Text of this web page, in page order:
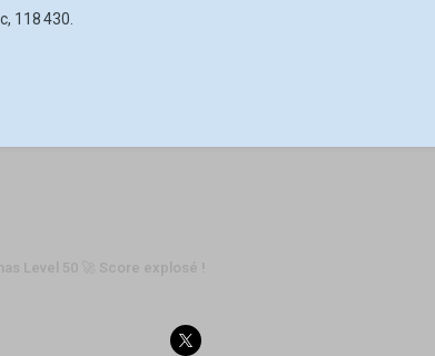
118 430.
Level 50 🚀 Score explosé !